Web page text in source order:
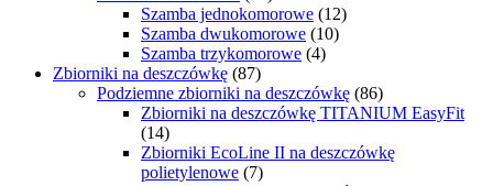
Szamba jednokomorowe (12)
Szamba dwukomorowe (10)
Szamba trzykomorowe (4)
Zbiorniki na deszczówkę (87)
Podziemne zbiorniki na deszczówkę (86)
Zbiorniki na deszczówkę TITANIUM EasyFit
(14)
Zbiorniki EcoLine II na deszczówkę
polietylenowe (7)